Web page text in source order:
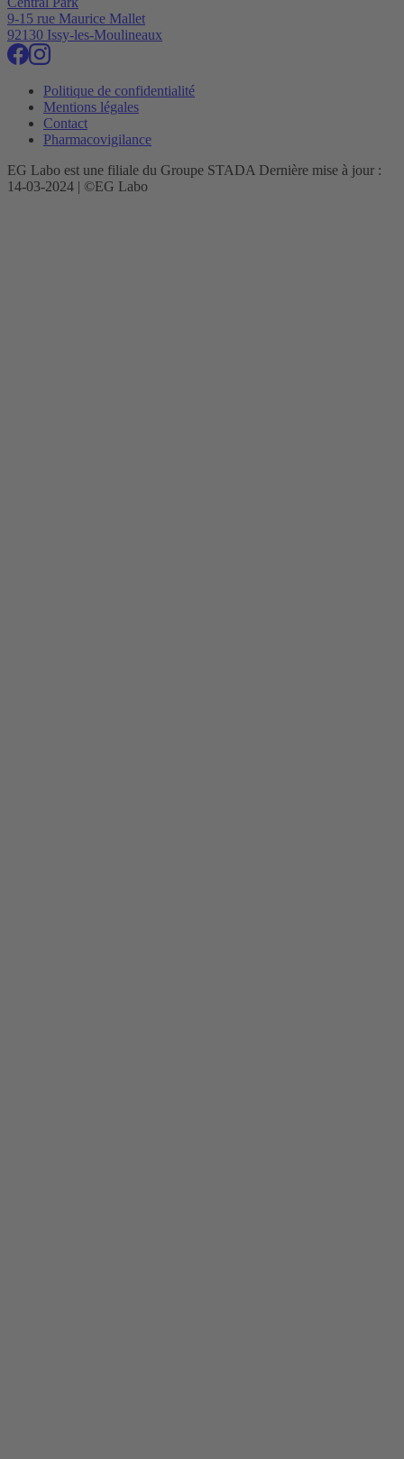
9-15 rue Maurice Mallet
92130 Issy-les-Moulineaux
Politique de confidentialité
Mentions légales
Contact
Pharmacovigilance
EG Labo est une filiale du Groupe STADA Dernière mise à jour :
14-03-2024 | ©EG Labo